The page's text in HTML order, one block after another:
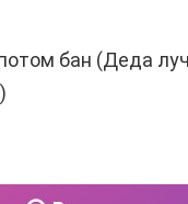
бан (Деда